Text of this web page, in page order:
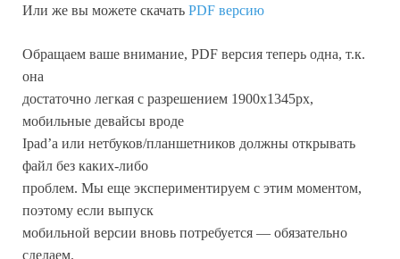
Или же вы можете скачать PDF версию
Обращаем ваше внимание, PDF версия теперь одна, т.к.
она
достаточно легкая с разрешением 1900х1345px,
мобильные девайсы вроде
Ipad’а или нетбуков/планшетников должны открывать
файл без каких-либо
проблем. Мы еще экспериментируем с этим моментом,
поэтому если выпуск
мобильной версии вновь потребуется — обязательно
сделаем.